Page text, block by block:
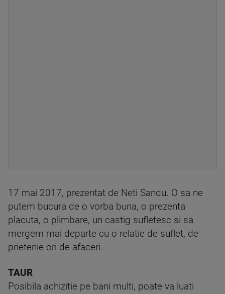
17 mai 2017, prezentat de Neti Sandu. O sa ne
putem bucura de o vorba buna, o prezenta
placuta, o plimbare, un castig sufletesc si sa
mergem mai departe cu o relatie de suflet, de
prietenie ori de afaceri.
TAUR
Posibila achizitie pe bani multi, poate va luati